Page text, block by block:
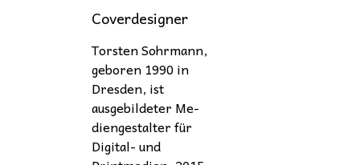
Coverdesigner
Torsten Sohrmann,
geboren 1990 in
Dresden, ist
ausgebildeter Me­
dien­gestalter für
Digital- und